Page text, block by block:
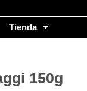
Tienda
150g